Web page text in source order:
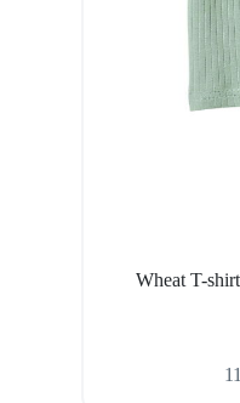
Wheat T-